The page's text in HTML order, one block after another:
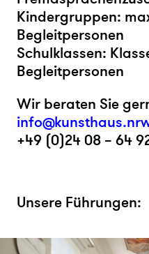
Kindergruppen:
Begleitpersonen
Schulklassen:
Begleitpersonen
Wir beraten Sie
+49 (0)24 08 – 64
Unsere Führungen: